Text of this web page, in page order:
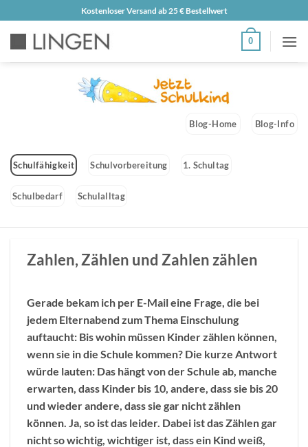
Inhalt
Kostenloser Versand ab 25 € Bestellwert
0
Blog-Home Blog-Info
Schulfähigkeit Schulvorbereitung 1. Schultag
Schulbedarf Schulalltag
Zahlen, Zählen und Zahlen zählen
Gerade bekam ich per E-Mail eine Frage, die bei
jedem Elternabend zum Thema Einschulung
auftaucht: Bis wohin müssen Kinder zählen können,
wenn sie in die Schule kommen? Die kurze Antwort
würde lauten: Das hängt von der Schule ab, manche
erwarten, dass Kinder bis 10, andere, dass sie bis 20
und wieder andere, dass sie gar nicht zählen
können. Ja, so ist das leider. Dabei ist das Zählen gar
nicht so wichtig, wichtiger ist, dass ein Kind weiß,